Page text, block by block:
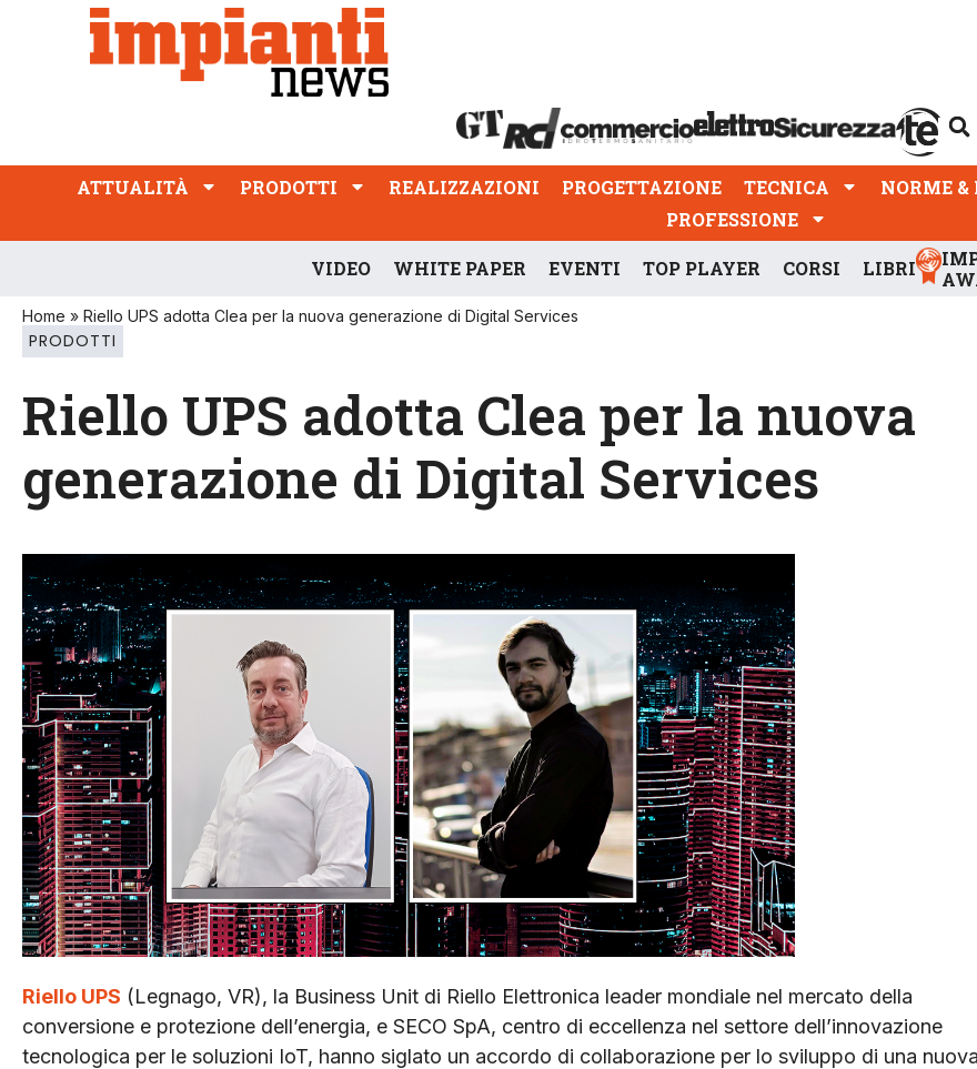
ATTUALITÀ PRODOTTI REALIZZAZIONI
PROFESSIONE
ATTUALITÀ PRODOTTI REALIZZAZIONI PROGETTAZIONE TECNICA NORME &
PROFESSIONE
VIDEO WHITE PAPER EVENTI TOP PLAYER CORSI LIBRI
Home » Riello UPS adotta Clea per la nuova generazione di Digital Services
PRODOTTI
Riello UPS adotta Clea per la nuova
generazione di Digital Services
Riello UPS (Legnago, VR), la Business Unit di Riello Elettronica leader mondiale nel mercato della
conversione e protezione dell’energia, e SECO SpA, centro di eccellenza nel settore dell’innovazione
tecnologica per le soluzioni IoT, hanno siglato un accordo di collaborazione per lo sviluppo di una nuova